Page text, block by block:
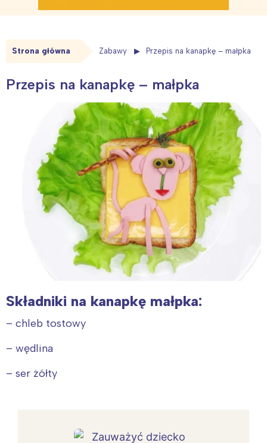
Strona główna Zabawy Przepis na kanapkę – małpka
Przepis na kanapkę – małpka
Składniki na kanapkę małpka:
– chleb tostowy
– wędlina
– ser żółty